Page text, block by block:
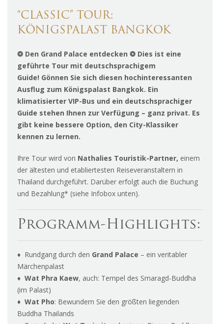
“CLASSIC” TOUR:
KÖNIGSPALAST BANGKOK
❂ Den Grand Palace entdecken ❂ Dies ist eine
geführte Tour mit deutschsprachigem
Guide! Gönnen Sie sich diesen hochinteressanten
Ausflug zum Königspalast Bangkok. Ein
klimatisierter VIP-Bus und ein deutschsprachiger
Guide stehen Ihnen zur Verfügung – ganz privat. Es
gibt keine bessere Option, den City-Klassiker
kennen zu lernen.
Ihre Tour wird von Nathalies Touristik-Partner, einem
der ältesten und etabliertesten Reiseveranstaltern in
Thailand durchgeführt. Darüber erfolgt auch die Buchung
und Bezahlung* (siehe Infobox unten).
Programm-Highlights:
♦ Rundgang durch den Grand Palace – ein veritabler
Märchenpalast
♦ Wat Phra Kaew, auch: Tempel des Smaragd-Buddha
(im Palast)
♦ Wat Pho: Bewundern Sie den größten liegenden
Buddha Thailands